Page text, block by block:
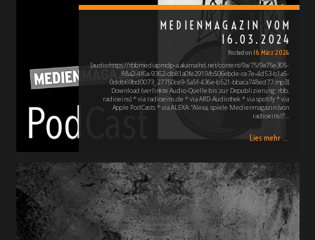
MEDIENMAGAZIN VOM
16.03.2024
Posted on 16. März 2024
[audio:https://rbbmediapmdp-a.akamaihd.net/content/9a/75/9a75e305-
88a2-4f6a-9362-db81a0fe2919/b506ebde-ce7e-4d53-b1a5-
0ddb69bd0073_27750ce9-5a5f-436e-b521-bbaca748ed77.mp3]
Download (verlinkte Audio-Quelle bis zur Depublizierung: rbb,
radioeins) * via radioeins.de * via ARD-Audiothek * via spotify * via
Apple PodCasts * via ALEXA: "Alexa, spiele Medienmagazin (von
radioeins!)"…
Lies mehr ...